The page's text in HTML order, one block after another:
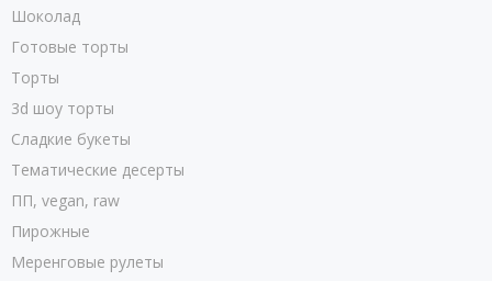
Шоколад
Готовые торты
Торты
3d шоу торты
Сладкие букеты
Тематические десерты
ПП, vegan, raw
Пирожные
Меренговые рулеты